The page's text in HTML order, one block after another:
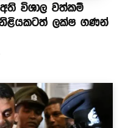
විශාල වත්කම්
නිළියකටත් ලක්ෂ ගණන්